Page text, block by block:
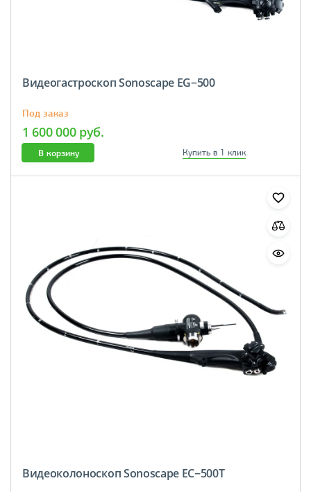
Видеогастроскоп Sonoscape EG−500
Под заказ
1 600 000 руб.
В корзину Купить в 1 клик
Видеоколоноскоп Sonoscape EC−500T